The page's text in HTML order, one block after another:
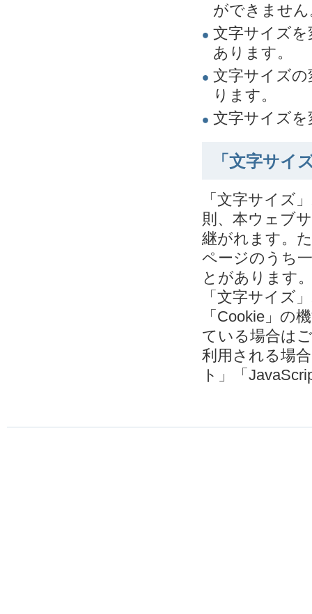
ができません
文字サイズ
あります。
文字サイズ
ります。
文字サイズ
「文字サイ
「文字サイズ
則、本ウェブ
継がれます。
ページのうち
とがあります
「文字サイズ
「Cookie」の
ている場合は
利用される場
ト」「